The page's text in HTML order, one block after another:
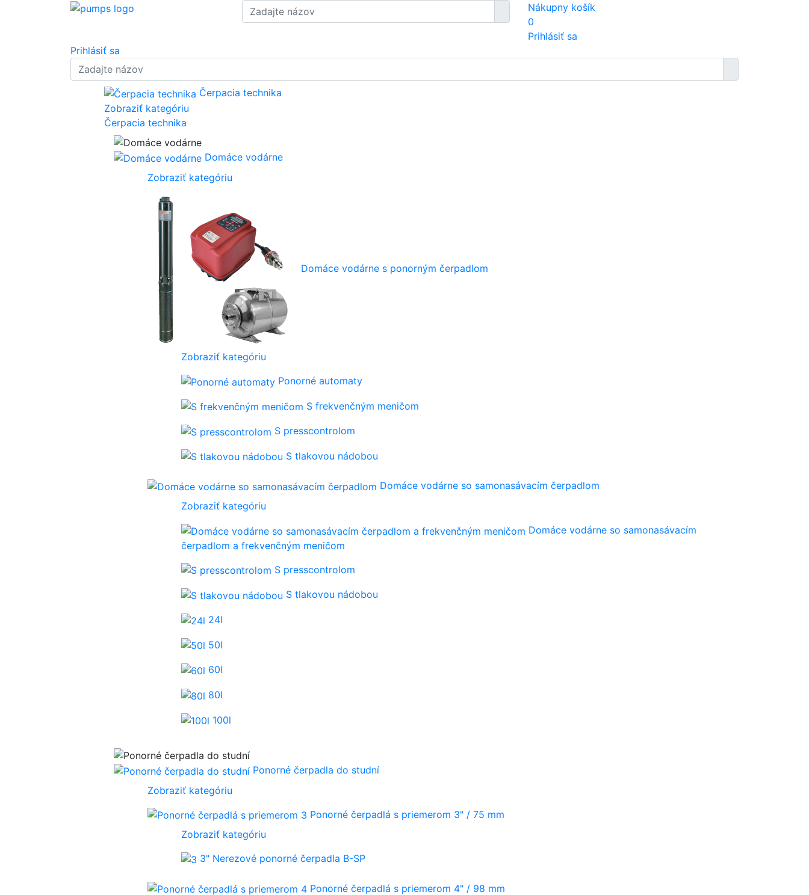
Nákupny košík
0
Prihlásiť sa
Prihlásiť sa
Čerpacia technika
Zobraziť kategóriu
Čerpacia technika
Domáce vodárne
Zobraziť kategóriu
Domáce vodárne s ponorným čerpadlom
Zobraziť kategóriu
Ponorné automaty
S frekvenčným meničom
S presscontrolom
S tlakovou nádobou
Domáce vodárne so samonasávacím čerpadlom
Zobraziť kategóriu
Domáce vodárne so samonasávacím
čerpadlom a frekvenčným meničom
S presscontrolom
S tlakovou nádobou
24l
50l
60l
80l
100l
Ponorné čerpadla do studní
Zobraziť kategóriu
Ponorné čerpadlá s priemerom 3" / 75 mm
Zobraziť kategóriu
3" Nerezové ponorné čerpadla B-SP
Ponorné čerpadlá s priemerom 4" / 98 mm